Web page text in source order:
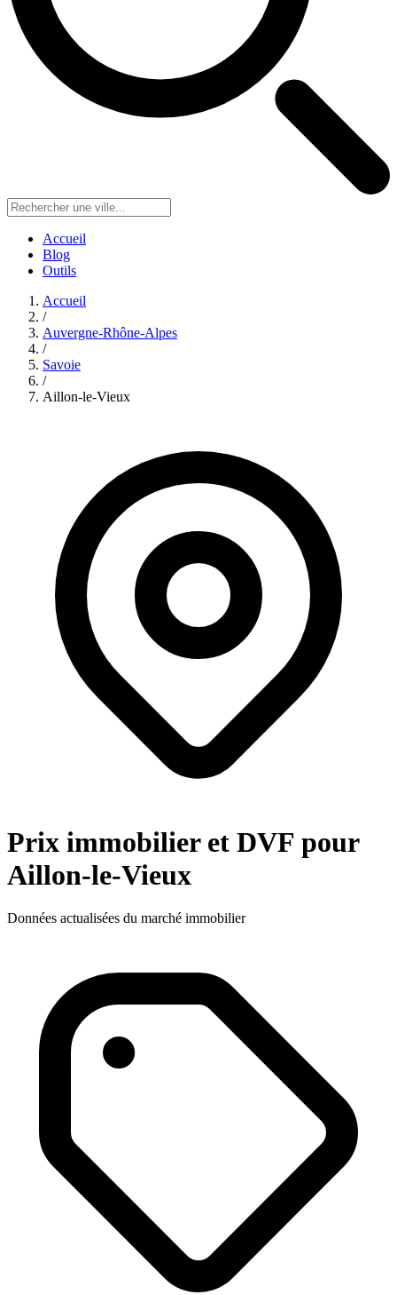
Accueil
Blog
Outils
Accueil
/
Auvergne-Rhône-Alpes
/
Savoie
/
Aillon-le-Vieux
Prix immobilier et DVF pour
Aillon-le-Vieux
Données actualisées du marché immobilier